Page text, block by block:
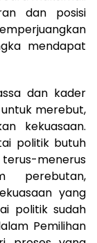
dan posisi
mendapat
dan kader
merebut,
kekuasaan.
politik butuh
menerus
perebutan,
yang
politik sudah
Pemilihan